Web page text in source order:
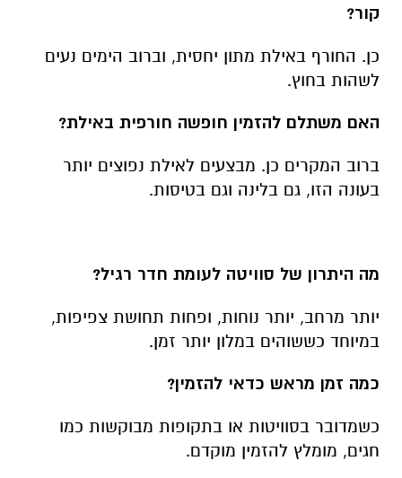
קור?
כן. החורף באילת מתון יחסית, וברוב הימים נעים
לשהות בחוץ.
האם משתלם להזמין חופשה חורפית באילת?
ברוב המקרים כן. מבצעים לאילת נפוצים יותר
בעונה הזו, גם בלינה וגם בטיסות.
מה היתרון של סוויטה לעומת חדר רגיל?
יותר מרחב, יותר נוחות, ופחות תחושת צפיפות,
במיוחד כששוהים במלון יותר זמן.
כמה זמן מראש כדאי להזמין?
כשמדובר בסוויטות או בתקופות מבוקשות כמו
חגים, מומלץ להזמין מוקדם.